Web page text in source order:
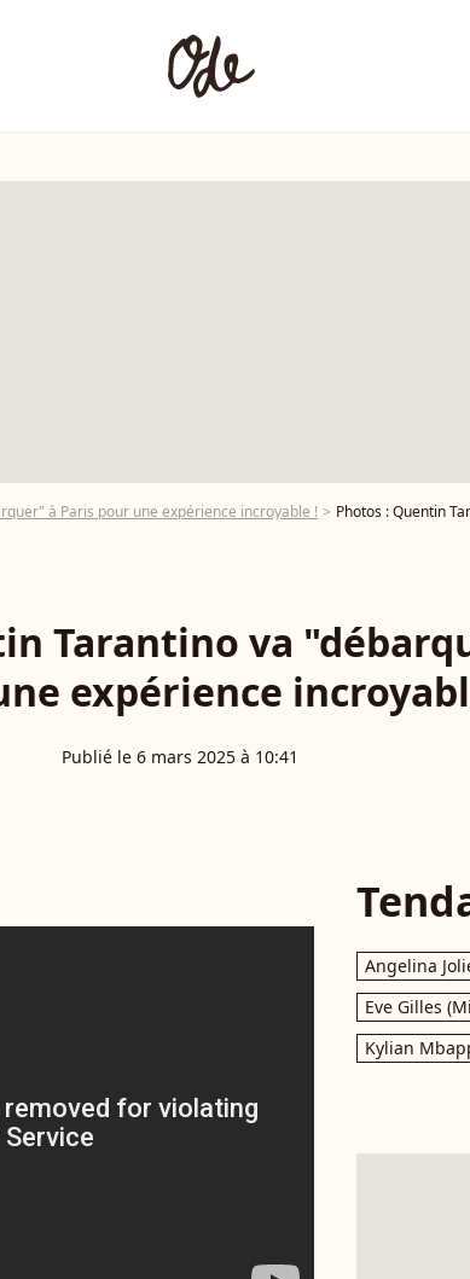
à Paris pour une expérience incroyable ! Photos : Quentin
Tarantino va
expérience
Publié le 6 mars 2025 à 10:41
Angelina
Eve Gilles
Kylian